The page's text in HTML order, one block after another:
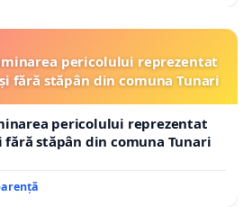
pericolului reprezentat
fără stăpân din comuna Tunari
pericolului reprezentat
stăpân din comuna Tunari